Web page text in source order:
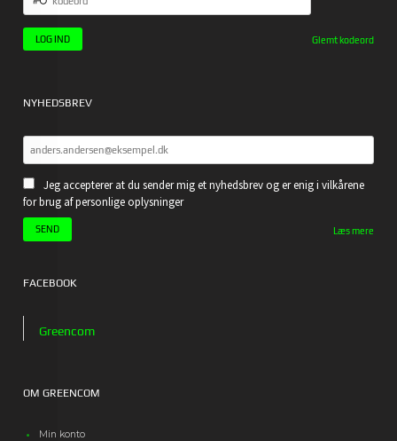
Glemt kodeord
NYHEDSBREV
Jeg accepterer at du sender mig et nyhedsbrev og er enig i vilkårene
for brug af personlige oplysninger
Læs mere
FACEBOOK
Greencom
OM GREENCOM
Min konto